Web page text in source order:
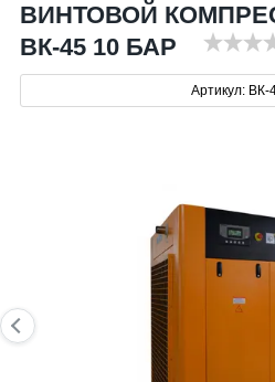
ВИНТОВОЙ
ВК-45 10 БАР
Артикул: ВК-